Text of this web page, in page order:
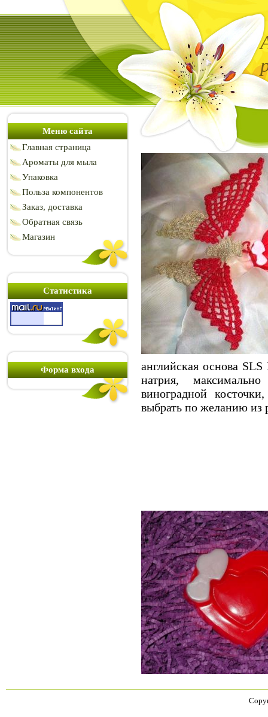
Меню сайта
Главная страница
Ароматы для мыла
Упаковка
Польза компонентов
Заказ, доставка
Обратная связь
Магазин
Статистика
Форма входа
английская основа
натрия,
виноградной
выбрать по желанию из